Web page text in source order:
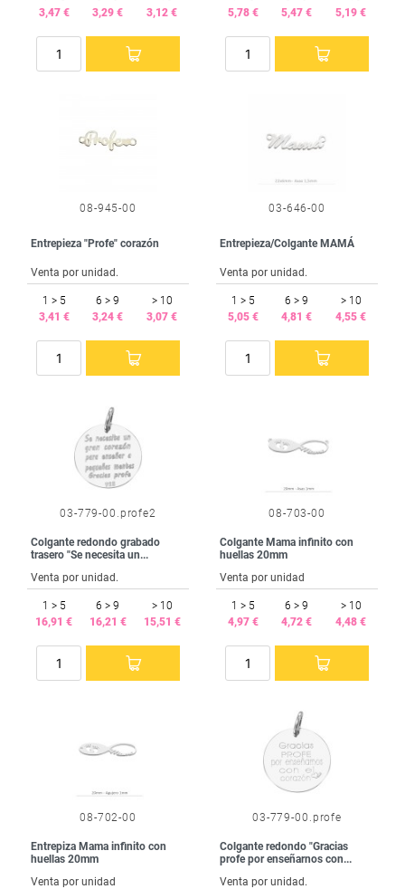
3,47 €
3,29 €
3,12 €
5,78 €
5,47 €
5,19 €
08-945-00
Entrepieza "Profe" corazón
Venta por unidad.
1 > 5
3,41 €
6 > 9
3,24 €
> 10
3,07 €
03-646-00
Entrepieza/Colgante MAMÁ
Venta por unidad.
1 > 5
5,05 €
6 > 9
4,81 €
> 10
4,55 €
03-779-00.profe2
Colgante redondo grabado
trasero "Se necesita un...
Venta por unidad.
1 > 5
16,91 €
6 > 9
16,21 €
> 10
15,51 €
08-703-00
Colgante Mama infinito con
huellas 20mm
Venta por unidad
1 > 5
4,97 €
6 > 9
4,72 €
> 10
4,48 €
08-702-00
Entrepiza Mama infinito con
huellas 20mm
Venta por unidad
03-779-00.profe
Colgante redondo "Gracias
profe por enseñarnos con...
Venta por unidad.